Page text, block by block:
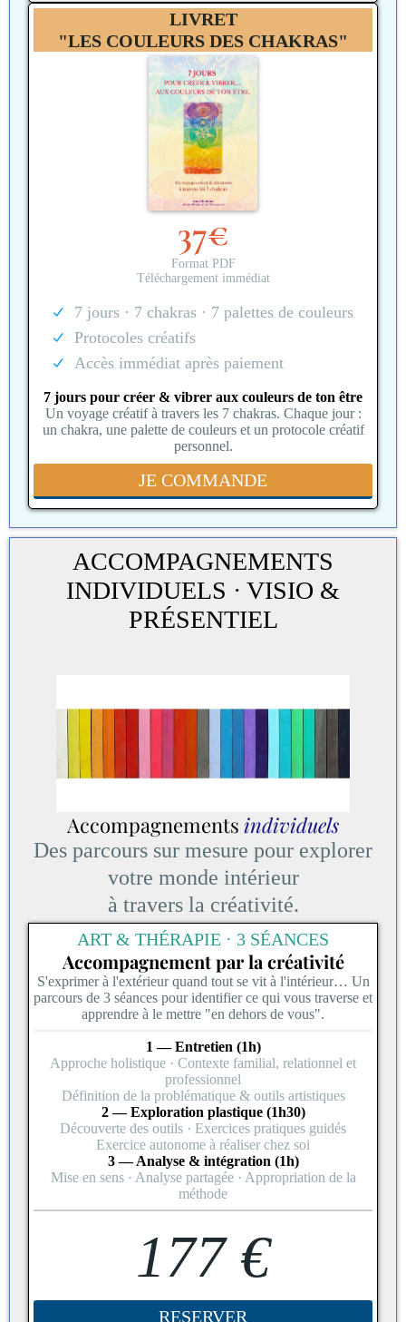
LIVRET
"LES COULEURS DES CHAKRAS"
37€
Format PDF
Téléchargement immédiat
7 jours · 7 chakras · 7 palettes de couleurs
Protocoles créatifs
Accès immédiat après paiement
7 jours pour créer & vibrer aux couleurs de ton être
Un voyage créatif à travers les 7 chakras. Chaque jour :
un chakra, une palette de couleurs et un protocole créatif
personnel.
JE COMMANDE
ACCOMPAGNEMENTS
INDIVIDUELS · VISIO &
PRÉSENTIEL
Accompagnements individuels
Des parcours sur mesure pour explorer
votre monde intérieur
à travers la créativité.
ART & THÉRAPIE · 3 SÉANCES
Accompagnement par la créativité
S'exprimer à l'extérieur quand tout se vit à l'intérieur… Un
parcours de 3 séances pour identifier ce qui vous traverse et
apprendre à le mettre "en dehors de vous".
1 — Entretien (1h)
Approche holistique · Contexte familial, relationnel et
professionnel
Définition de la problématique & outils artistiques
2 — Exploration plastique (1h30)
Découverte des outils · Exercices pratiques guidés
Exercice autonome à réaliser chez soi
3 — Analyse & intégration (1h)
Mise en sens · Analyse partagée · Appropriation de la
méthode
177 €
RESERVER